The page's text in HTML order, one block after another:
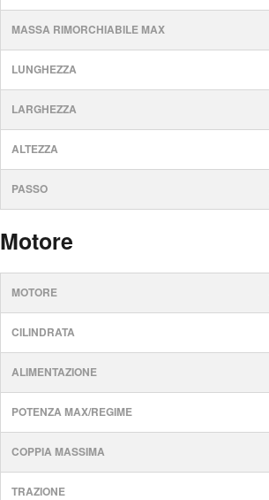
MASSA RIMORCHIABILE MAX
LUNGHEZZA
LARGHEZZA
ALTEZZA
PASSO
Motore
MOTORE
CILINDRATA
ALIMENTAZIONE
POTENZA MAX/REGIME
COPPIA MASSIMA
TRAZIONE